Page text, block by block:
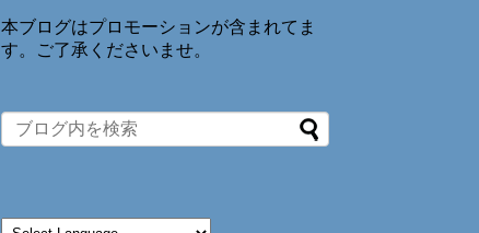
本ブログはプロモーションが含まれてま
す。ご了承くださいませ。